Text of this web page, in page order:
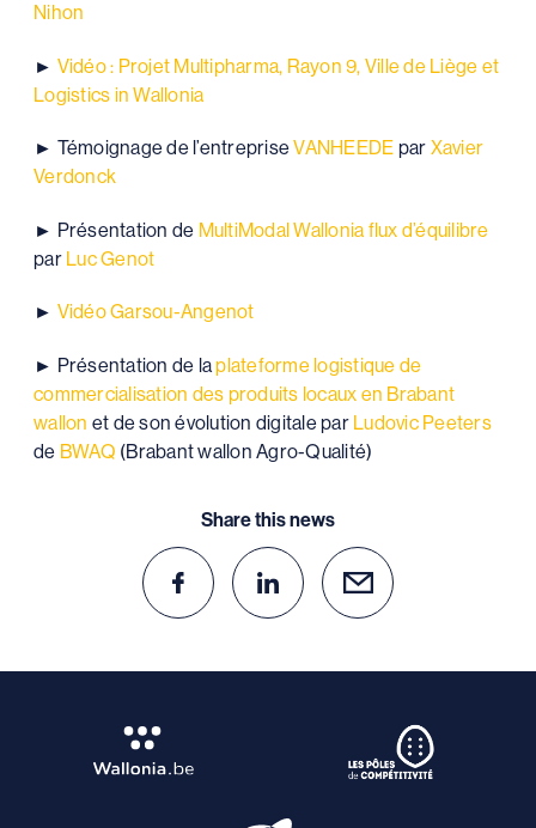
Nihon
► Vidéo : Projet Multipharma, Rayon 9, Ville de Liège et
Logistics in Wallonia
► Témoignage de l’entrepriseVANHEEDE par Xavier
Verdonck
► Présentation de MultiModal Wallonia flux d’équilibre
par Luc Genot
► Vidéo Garsou-Angenot
► Présentation de laplateforme logistique de
commercialisation des produits locaux en Brabant
wallon et de son évolution digitale par Ludovic Peeters
de BWAQ (Brabant wallon Agro-Qualité)
Share this news